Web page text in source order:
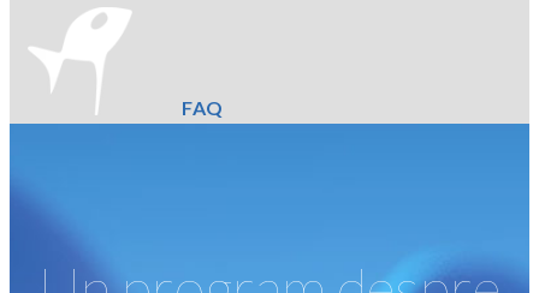
FAQ